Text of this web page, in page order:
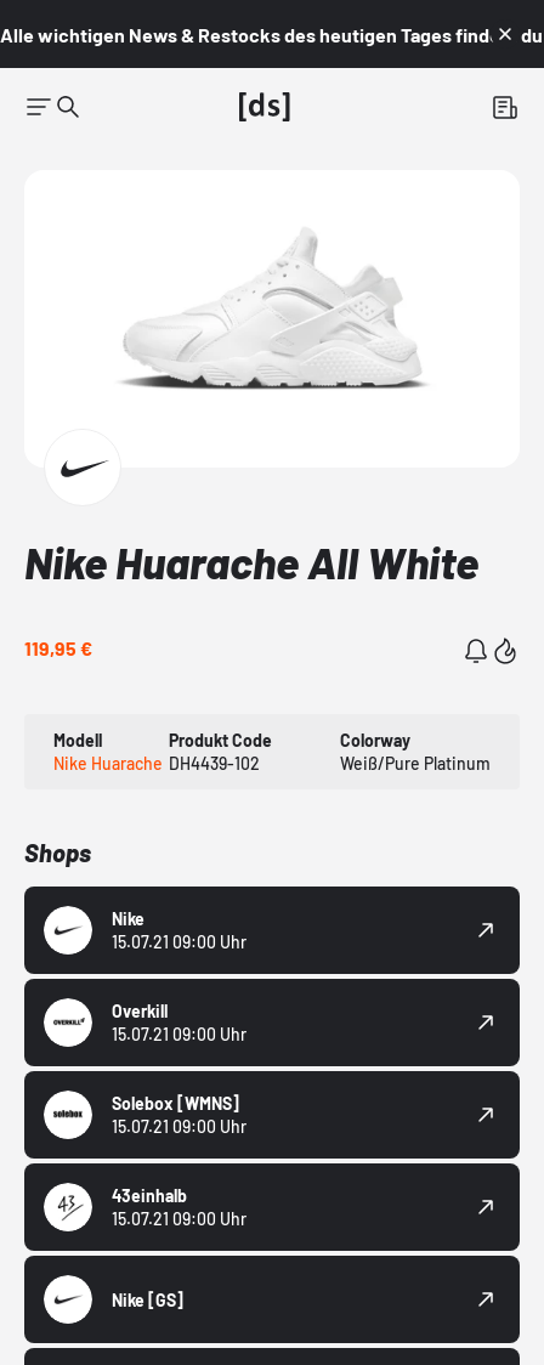
Alle wichtigen News & Restocks des heutigen Tages findest du
Nike Huarache All White
119,95 €
Modell
Nike Huarache
Produkt Code
DH4439-102
Colorway
Weiß/Pure Platinum
Shops
Nike
15.07.21 09:00 Uhr
Overkill
15.07.21 09:00 Uhr
Solebox [WMNS]
15.07.21 09:00 Uhr
43einhalb
15.07.21 09:00 Uhr
Nike [GS]